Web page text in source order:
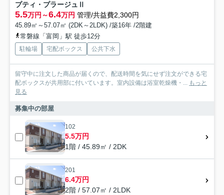
プティ・プラージュⅡ
5.5万円～6.4万円 管理/共益費2,300円
45.89㎡～57.07㎡ (2DK～2LDK) /築16年 /2階建
常磐線「富岡」駅 徒歩12分
駐輪場 宅配ボックス 公共下水
留守中に注文した商品が届くので、配送時間を気にせず注文ができる宅
配ボックスが共用部に付いています。室内設備は浴室乾燥機・... もっと
見る
募集中の部屋
102
5.5万円
1階 / 45.89㎡ / 2DK
201
6.4万円
2階 / 57.07㎡ / 2LDK